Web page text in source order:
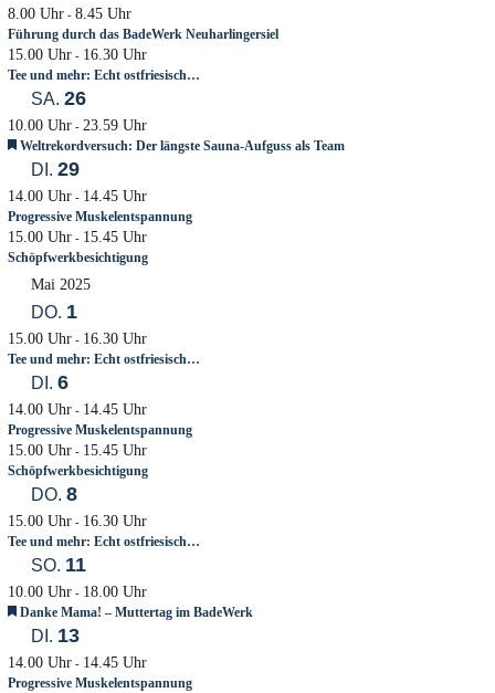
8.00 Uhr- 8.45 Uhr
Führung durch das BadeWerk Neuharlingersiel
15.00 Uhr- 16.30 Uhr
Tee und mehr: Echt ostfriesisch…
SA. 26
10.00 Uhr- 23.59 Uhr
Empfohlen
Weltrekordversuch: Der längste Sauna-Aufguss als Team
DI. 29
14.00 Uhr- 14.45 Uhr
Progressive Muskelentspannung
15.00 Uhr- 15.45 Uhr
Schöpfwerkbesichtigung
Mai 2025
DO. 1
15.00 Uhr- 16.30 Uhr
Tee und mehr: Echt ostfriesisch…
DI. 6
14.00 Uhr- 14.45 Uhr
Progressive Muskelentspannung
15.00 Uhr- 15.45 Uhr
Schöpfwerkbesichtigung
DO. 8
15.00 Uhr- 16.30 Uhr
Tee und mehr: Echt ostfriesisch…
SO. 11
10.00 Uhr- 18.00 Uhr
Empfohlen
Danke Mama! – Muttertag im BadeWerk
DI. 13
14.00 Uhr- 14.45 Uhr
Progressive Muskelentspannung